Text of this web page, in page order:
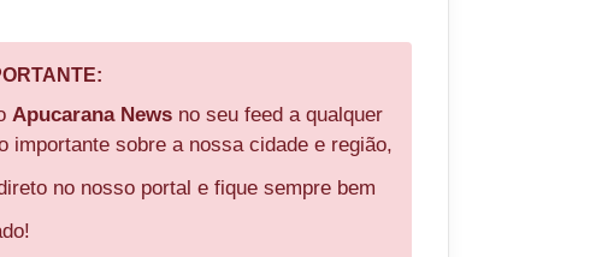
Apucarana Newsno seu feed a qualquer
importante sobre a nossa cidade e região,
no nosso portal e fique sempre bem